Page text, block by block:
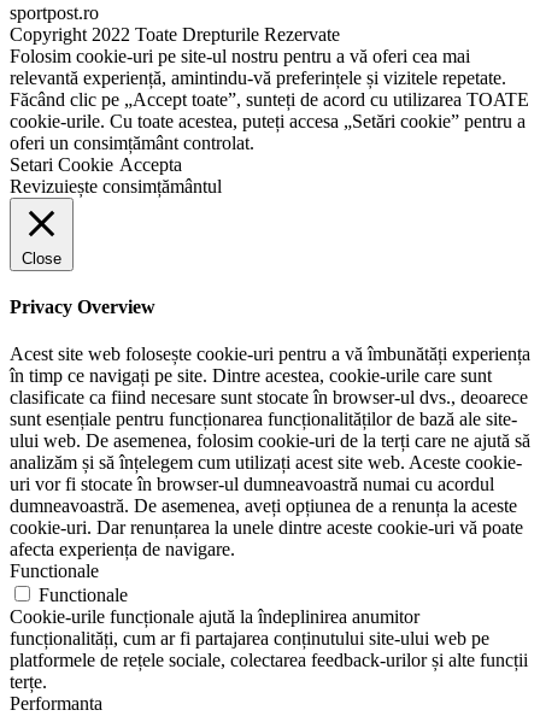
sportpost.ro
Copyright 2022 Toate Drepturile Rezervate
Folosim cookie-uri pe site-ul nostru pentru a vă oferi cea mai
relevantă experiență, amintindu-vă preferințele și vizitele repetate.
Făcând clic pe „Accept toate”, sunteți de acord cu utilizarea TOATE
cookie-urile. Cu toate acestea, puteți accesa „Setări cookie” pentru a
oferi un consimțământ controlat.
Setari Cookie Accepta
Revizuiește consimțământul
Close
Privacy Overview
Acest site web folosește cookie-uri pentru a vă îmbunătăți experiența
în timp ce navigați pe site. Dintre acestea, cookie-urile care sunt
clasificate ca fiind necesare sunt stocate în browser-ul dvs., deoarece
sunt esențiale pentru funcționarea funcționalităților de bază ale site-
ului web. De asemenea, folosim cookie-uri de la terți care ne ajută să
analizăm și să înțelegem cum utilizați acest site web. Aceste cookie-
uri vor fi stocate în browser-ul dumneavoastră numai cu acordul
dumneavoastră. De asemenea, aveți opțiunea de a renunța la aceste
cookie-uri. Dar renunțarea la unele dintre aceste cookie-uri vă poate
afecta experiența de navigare.
Functionale
Functionale
Cookie-urile funcționale ajută la îndeplinirea anumitor
funcționalități, cum ar fi partajarea conținutului site-ului web pe
platformele de rețele sociale, colectarea feedback-urilor și alte funcții
terțe.
Performanta